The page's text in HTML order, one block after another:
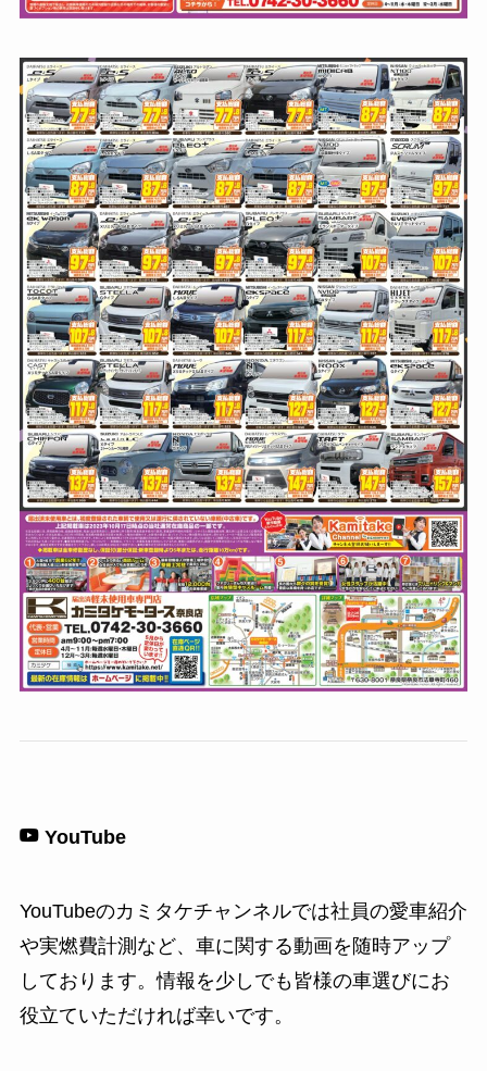
YouTube
YouTubeのカミタケチャンネルでは社員の愛車紹介
や実燃費計測など、車に関する動画を随時アップ
しております。情報を少しでも皆様の車選びにお
役立ていただければ幸いです。